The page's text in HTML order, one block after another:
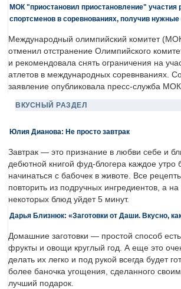
МОК "приостановил приостановление" участия
спортсменов в соревнованиях, получив нужные
Международный олимпийский комитет
отменил отстранение Олимпийского
и рекомендовала снять ограничения на
атлетов в международных соревнваниях.
заявление опубликовала пресс-служба
ВКУСНЫЙ РАЗДЕЛ
Юлия Дианова: Не просто завтрак
Завтрак — это признание в любви себе и
дебютной книгой фуд-блогера каждое утро
начинаться с бабочек в животе. Все
повторить из подручных ингредиентов, а
некоторых блюд уйдет 5 минут.
Дарья Близнюк: «Заготовки от Даши. Вкусно,
Домашние заготовки — простой способ
фрукты и овощи круглый год. А еще это
делать их легко и под рукой всегда будет
более баночка угощения, сделанного
лучший подарок.